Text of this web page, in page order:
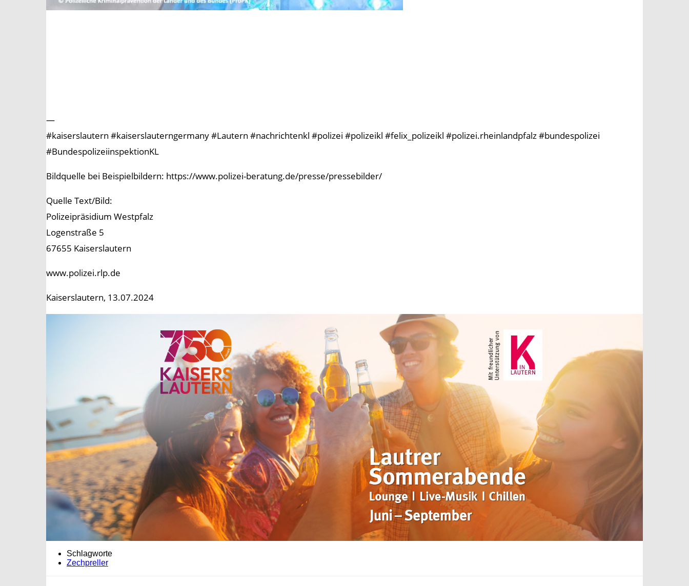
—
#kaiserslautern #kaiserslauterngermany #Lautern #nachrichtenkl #polizei #polizeikl #felix_polizeikl #polizei.rheinlandpfalz #bundespolizei
#BundespolizeiinspektionKL
Bildquelle bei Beispielbildern: https://www.polizei-beratung.de/presse/pressebilder/
Quelle Text/Bild:
Polizeipräsidium Westpfalz
Logenstraße 5
67655 Kaiserslautern
www.polizei.rlp.de
Kaiserslautern, 13.07.2024
Schlagworte
Zechpreller